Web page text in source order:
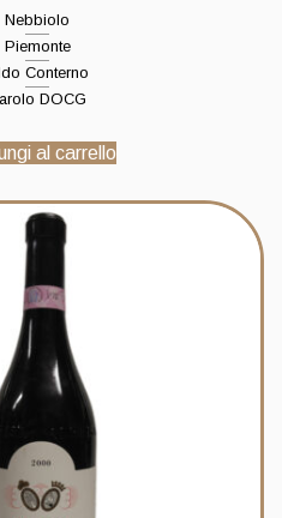
Nebbiolo
Piemonte
Conterno
DOCG
al carrello